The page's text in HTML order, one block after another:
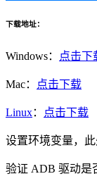
下载地址：
Windows： 点击下
Mac： 点击下载
Linux： 点击下载
设置环境变量，
验证 ADB 驱动是